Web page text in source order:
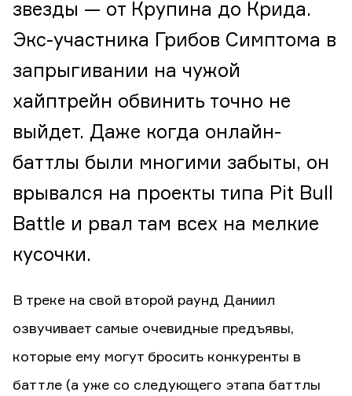
звезды — от Крупина до Крида.
Экс-участника Грибов Симптома в
запрыгивании на чужой
хайптрейн обвинить точно не
выйдет. Даже когда онлайн-
баттлы были многими забыты, он
врывался на проекты типа Pit Bull
Battle и рвал там всех на мелкие
кусочки.
В треке на свой второй раунд Даниил
озвучивает самые очевидные предъявы,
которые ему могут бросить конкуренты в
баттле (а уже со следующего этапа баттлы